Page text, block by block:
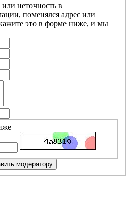
неточность в
поменялся адрес или
это в форме ниже, и мы
модератору